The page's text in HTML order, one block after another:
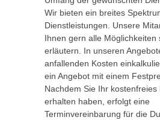
Wir bieten ein breites
Dienstleistungen. Unsere
Ihnen gern alle Möglichkeiten
erläutern. In unseren
anfallenden Kosten
ein Angebot mit einem
Nachdem Sie Ihr
erhalten haben, erfolgt eine
Terminvereinbarung für die